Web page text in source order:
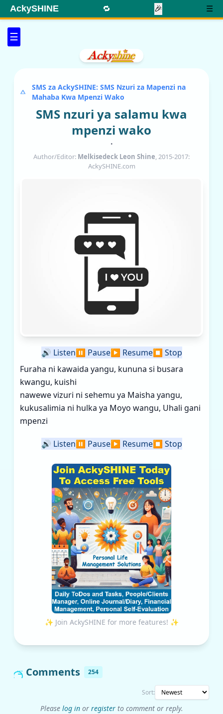
☰
AckySHINE 🔁 🎉 ☰
SMS za AckySHINE: SMS Nzuri za Mapenzi na
Mahaba Kwa Mpenzi Wako
SMS nzuri ya salamu kwa
mpenzi wako
•
Author/Editor: Melkisedeck Leon Shine, 2015-2017:
AckySHINE.com
🔊 Listen⏸️ Pause▶️ Resume⏹️ Stop
Furaha ni kawaida yangu, kununa si busara
kwangu, kuishi
nawewe vizuri ni sehemu ya Maisha yangu,
kukusalimia ni hulka ya Moyo wangu, Uhali gani
mpenzi
🔊 Listen⏸️ Pause▶️ Resume⏹️ Stop
✨ Join AckySHINE for more features! ✨
Comments 254
Sort:
Please log inor registerto comment or reply.